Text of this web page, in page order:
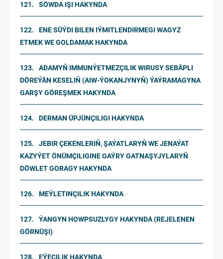
SÖWDA IŞI HAKYNDA
ENE SÜÝDI BILEN IÝMITLENDIRMEGI WAGYZ
ETMEK WE GOLDAMAK HAKYNDA
ADAMYŇ IMMUNÝETMEZÇILIK WIRUSY SEBÄPLI
DÖREÝÄN KESELIŇ (AIW-ÝOKANJYNYŇ) ÝAÝRAMAGYNA
GARŞY GÖREŞMEK HAKYNDA
DERMAN ÜPJÜNÇILIGI HAKYNDA
JEBIR ÇEKENLERIŇ, ŞAÝATLARYŇ WE JENAÝAT
KAZYÝET ÖNÜMÇILIGINE GAÝRY GATNAŞYJYLARYŇ
DÖWLET GORAGY HAKYNDA
MEÝLETINÇILIK HAKYNDA
ÝANGYN HOWPSUZLYGY HAKYNDA (REJELENEN
GÖRNÜŞI)
EÝEÇILIK HAKYNDA